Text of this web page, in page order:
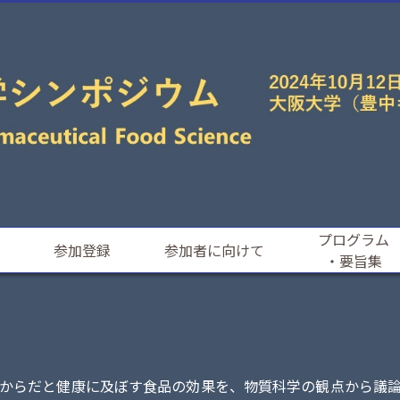
参加登録 参加者に向けて
プログラム
・要旨集
らだと健康に及ぼす食品の効果を、物質科学の観点から議